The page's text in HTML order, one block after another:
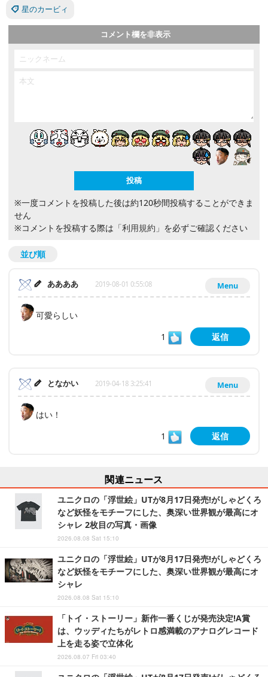
星のカービィ
コメント欄を非表示
※一度コメントを投稿した後は約120秒間投稿することができま
せん
※コメントを投稿する際は 「利用規約」 を必ずご確認ください
並び順
Menu
ああああ 2019-08-01 0:55:08
可愛らしい
1
返信
Menu
となかい 2019-04-18 3:25:41
はい！
1
返信
関連ニュース
ユニクロの「浮世絵」UTが8月17日発売!がしゃどくろ
など妖怪をモチーフにした、奥深い世界観が最高にオ
シャレ 2枚目の写真・画像
2026.08.08 Sat 15:10
ユニクロの「浮世絵」UTが8月17日発売!がしゃどくろ
など妖怪をモチーフにした、奥深い世界観が最高にオ
シャレ
2026.08.08 Sat 15:10
「トイ・ストーリー」新作一番くじが発売決定!A賞
は、ウッディたちがレトロ感満載のアナログレコード
上を走る姿で立体化
2026.08.07 Fri 03:40